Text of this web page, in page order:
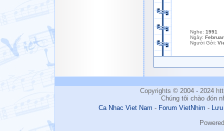
Nghe: 1991
Ngày:
Người Gởi:
Copyrights © 2004 - 2024
Chúng tôi chào đón
Ca Nhac Viet Nam-Forum VietNhim-